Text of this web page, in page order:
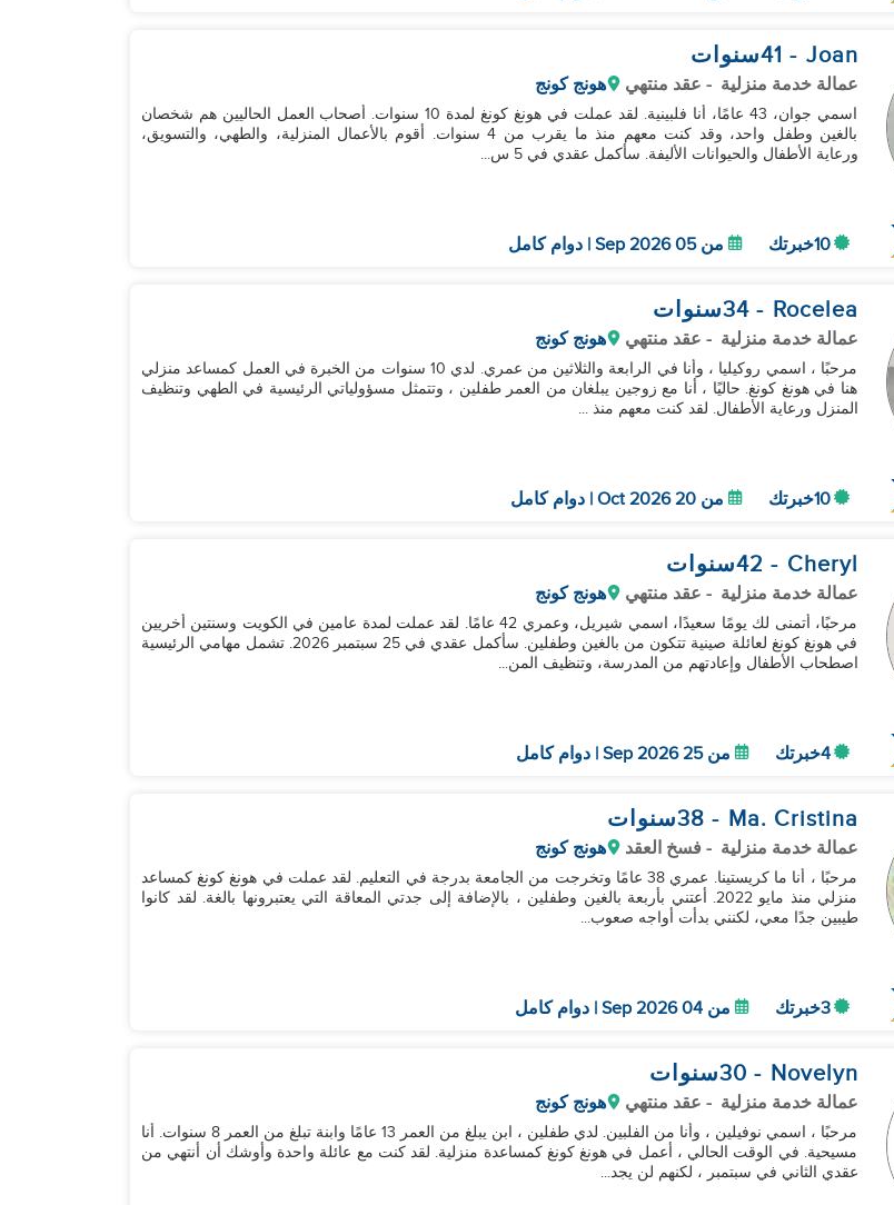
Joan
- 41 سنوات
عمالة خدمة منزلية - عقد منتهي هونج كونج
اسمي جوان، 43 عامًا، أنا فلبينية. لقد عملت في هونغ كونغ لمدة 10 سنوات. أصحاب العمل الحاليين هم شخصان
بالغين وطفل واحد، وقد كنت معهم منذ ما يقرب من 4 سنوات. أقوم بالأعمال المنزلية، والطهي، والتسويق،
ورعاية الأطفال والحيوانات الأليفة. سأكمل عقدي في 5 س...
10خبرتك من 05 Sep 2026 | دوام كامل
Rocelea
- 34 سنوات
عمالة خدمة منزلية - عقد منتهي هونج كونج
مرحبًا ، اسمي روكيليا ، وأنا في الرابعة والثلاثين من عمري. لدي 10 سنوات من الخبرة في العمل كمساعد منزلي
هنا في هونغ كونغ. حاليًا ، أنا مع زوجين يبلغان من العمر طفلين ، وتتمثل مسؤولياتي الرئيسية في الطهي وتنظيف
المنزل ورعاية الأطفال. لقد كنت معهم منذ ...
10خبرتك من 20 Oct 2026 | دوام كامل
Cheryl
- 42 سنوات
عمالة خدمة منزلية - عقد منتهي هونج كونج
مرحبًا، أتمنى لك يومًا سعيدًا، اسمي شيريل، وعمري 42 عامًا. لقد عملت لمدة عامين في الكويت وسنتين أخريين
في هونغ كونغ لعائلة صينية تتكون من بالغين وطفلين. سأكمل عقدي في 25 سبتمبر 2026. تشمل مهامي الرئيسية
اصطحاب الأطفال وإعادتهم من المدرسة، وتنظيف المن...
4خبرتك من 25 Sep 2026 | دوام كامل
Ma. Cristina
- 38 سنوات
عمالة خدمة منزلية - فسخ العقد هونج كونج
مرحبًا ، أنا ما كريستينا. عمري 38 عامًا وتخرجت من الجامعة بدرجة في التعليم. لقد عملت في هونغ كونغ كمساعد
منزلي منذ مايو 2022. أعتني بأربعة بالغين وطفلين ، بالإضافة إلى جدتي المعاقة التي يعتبرونها بالغة. لقد كانوا
طيبين جدًا معي، لكنني بدأت أواجه صعوب...
3خبرتك من 04 Sep 2026 | دوام كامل
Novelyn
- 30 سنوات
عمالة خدمة منزلية - عقد منتهي هونج كونج
مرحبًا ، اسمي نوفيلين ، وأنا من الفلبين. لدي طفلين ، ابن يبلغ من العمر 13 عامًا وابنة تبلغ من العمر 8 سنوات. أنا
مسيحية. في الوقت الحالي ، أعمل في هونغ كونغ كمساعدة منزلية. لقد كنت مع عائلة واحدة وأوشك أن أنتهي من
عقدي الثاني في سبتمبر ، لكنهم لن يجد...